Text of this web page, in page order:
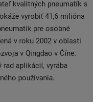
kvalitných pneumatík s
vyrobiť 41,6 milióna
pre osobné
v roku 2002 v oblasti
v Qingdao v Číne.
aplikácií, vyrába
používania.